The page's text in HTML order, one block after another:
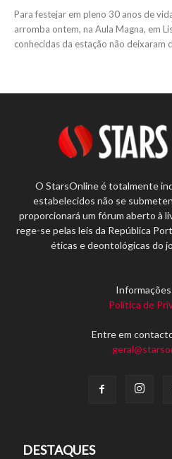
Para festejar em pleno 30 anos de
arromba ontem, na Aula Magna, em
conhecidas da estação não deixaram
O StarsOnline é totalmente
estabelecidos não se
proporcionará um fórum aberto à
rege-se pelas leis da República
éticas e deontológicas do
Política de
Entre em
DESTAQUES